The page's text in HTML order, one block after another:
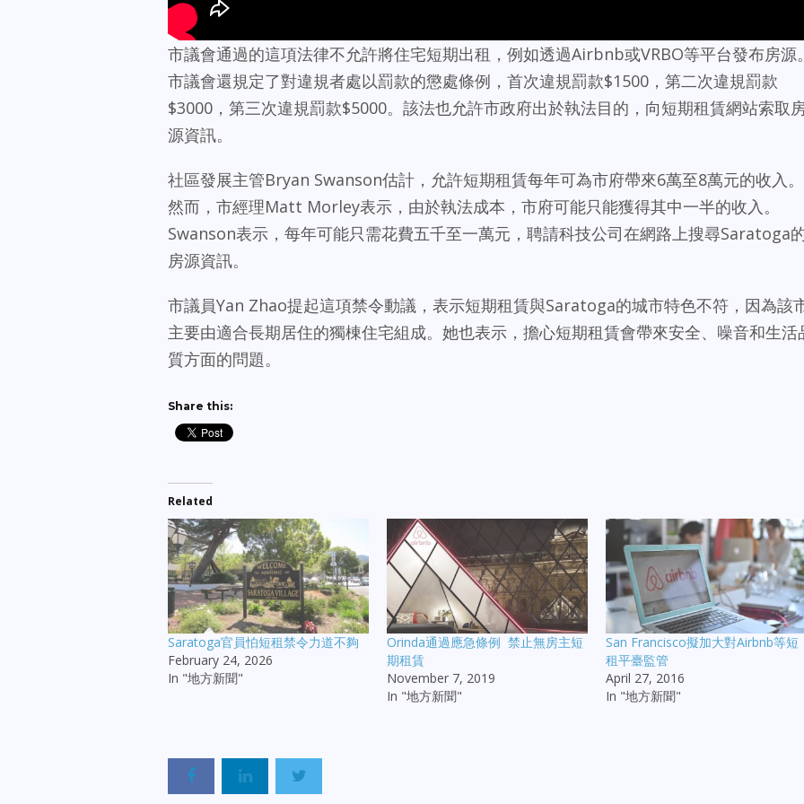
市議會通過的這項法律不允許將住宅短期出租，例如透過Airbnb或VRBO等平台發布房源。
市議會還規定了對違規者處以罰款的懲處條例，首次違規罰款$1500，第二次違規罰款
$3000，第三次違規罰款$5000。該法也允許市政府出於執法目的，向短期租賃網站索取
源資訊。
社區發展主管Bryan Swanson估計，允許短期租賃每年可為市府帶來6萬至8萬元的收入。
然而，市經理Matt Morley表示，由於執法成本，市府可能只能獲得其中一半的收入。
Swanson表示，每年可能只需花費五千至一萬元，聘請科技公司在網路上搜尋Saratoga
房源資訊。
市議員Yan Zhao提起這項禁令動議，表示短期租賃與Saratoga的城市特色不符，因為該
主要由適合長期居住的獨棟住宅組成。她也表示，擔心短期租賃會帶來安全、噪音和生活
質方面的問題。
Share this:
Related
Saratoga官員怕短租禁令力道不夠
February 24, 2026
In "地方新聞"
Orinda通過應急條例 禁止無房主短
期租賃
November 7, 2019
In "地方新聞"
San Francisco擬加大對Airbnb等短
租平臺監管
April 27, 2016
In "地方新聞"